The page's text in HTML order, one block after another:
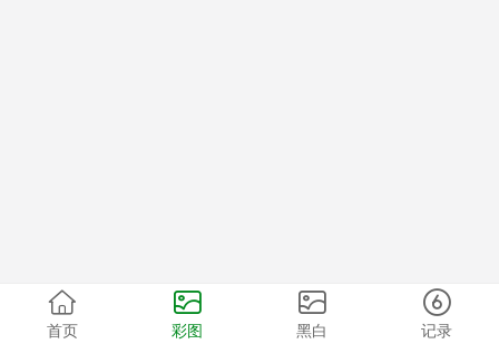
首页 彩图 黑白 记录